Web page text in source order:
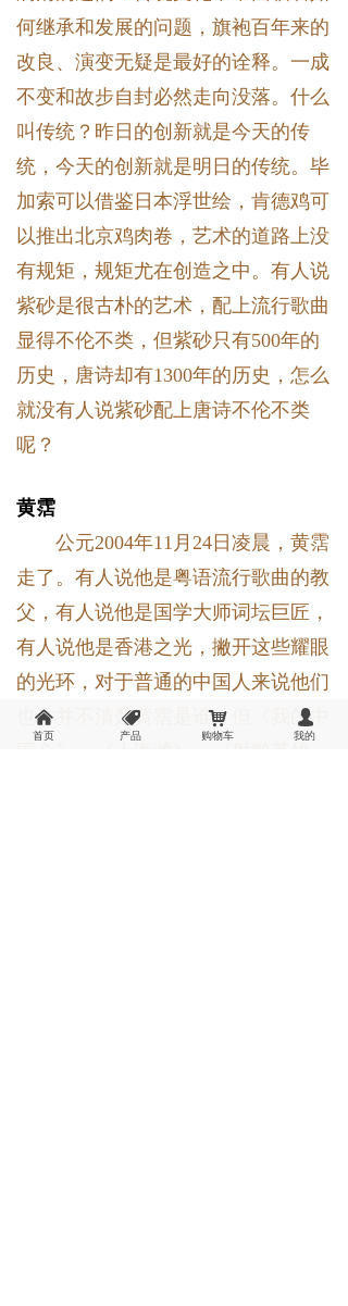
何继承和发展的问题，旗袍百年来的
改良、演变无疑是最好的诠释。一成
不变和故步自封必然走向没落。什么
叫传统？昨日的创新就是今天的传
统，今天的创新就是明日的传统。毕
加索可以借鉴日本浮世绘，肯德鸡可
以推出北京鸡肉卷，艺术的道路上没
有规矩，规矩尤在创造之中。有人说
紫砂是很古朴的艺术，配上流行歌曲
显得不伦不类，但紫砂只有500年的
历史，唐诗却有1300年的历史，怎么
就没有人说紫砂配上唐诗不伦不类
呢？
黄霑
公元2004年11月24日凌晨，黄霑
走了。有人说他是粤语流行歌曲的教
父，有人说他是国学大师词坛巨匠，
有人说他是香港之光，撇开这些耀眼
的光环，对于普通的中国人来说他们
也许并不清楚黄霑是谁，但《我的中
낀
首页
뀄
产品
낙
购物车
넙
我的